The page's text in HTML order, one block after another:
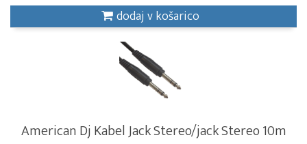
dodaj v košarico
American Dj Kabel Jack Stereo/jack Stereo 10m